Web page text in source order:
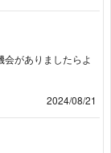
会がありましたらよ
2024/08/21